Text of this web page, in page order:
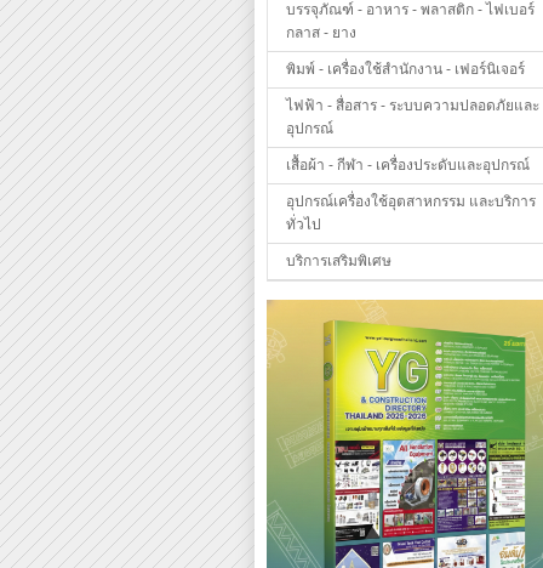
บรรจุภัณฑ์ - อาหาร - พลาสติก - ไฟเบอร์
กลาส - ยาง
พิมพ์ - เครื่องใช้สำนักงาน - เฟอร์นิเจอร์
ไฟฟ้า - สื่อสาร - ระบบความปลอดภัยและ
อุปกรณ์
เสื้อผ้า - กีฬา - เครื่องประดับและอุปกรณ์
อุปกรณ์เครื่องใช้อุตสาหกรรม และบริการ
ทั่วไป
บริการเสริมพิเศษ